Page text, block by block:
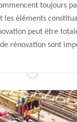
toujours
les éléments
peut être
rénovation sont